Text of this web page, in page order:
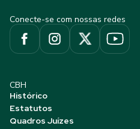
Conecte-se com nossas redes
CBH
Histórico
Estatutos
Quadros Juízes